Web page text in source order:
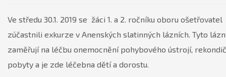
Ve středu 30.1. 2019 se žáci 1. a 2. ročníku oboru ošetřovatel
zúčastnili exkurze v Anenských slatinných lázních. Tyto
zaměřují na léčbu onemocnění pohybového ústrojí,
pobyty a je zde léčebna dětí a dorostu.